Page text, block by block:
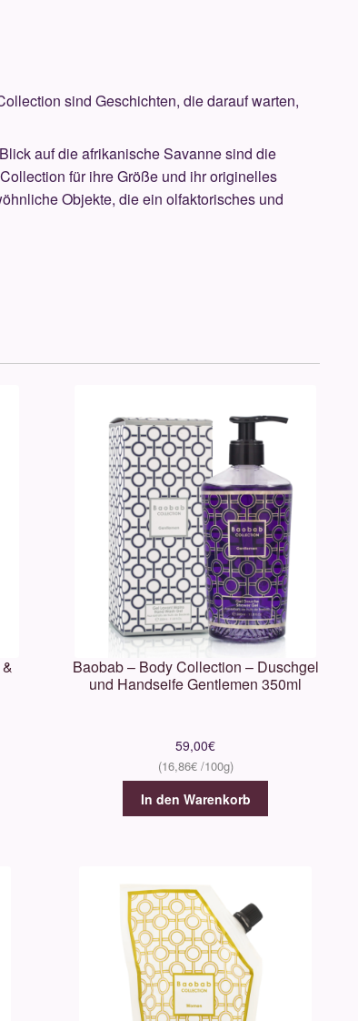
sind Geschichten, die darauf warten,
auf die afrikanische Savanne sind die
für ihre Größe und ihr originelles
Objekte, die ein olfaktorisches und
Baobab – Body Collection – Duschgel
und Handseife Gentlemen 350ml
59,00€
16,86€
In den Warenkorb